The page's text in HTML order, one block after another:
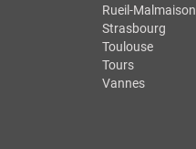
Rueil-Malmaison
Strasbourg
Toulouse
Tours
Vannes